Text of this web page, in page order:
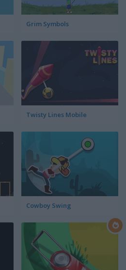
Grim Symbols
Twisty Lines Mobile
Cowboy Swing